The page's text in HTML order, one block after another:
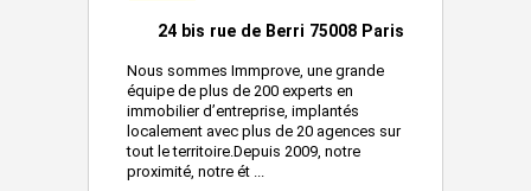
24 bis rue de Berri 75008 Paris
Nous sommes Immprove, une grande
équipe de plus de 200 experts en
immobilier d’entreprise, implantés
localement avec plus de 20 agences sur
tout le territoire.Depuis 2009, notre
proximité, notre ét ...